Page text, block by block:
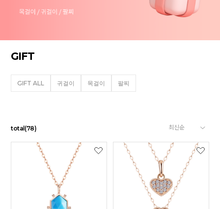
GIFT
GIFT ALL 귀걸이 목걸이 팔찌
total (78)